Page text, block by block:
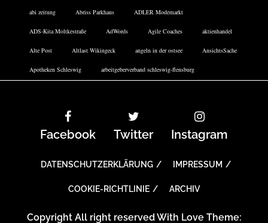
abi zeitung Abriss Parkhaus ADLER Modemarkt
ADS-Kita Moltkestraße AdWords Agile Coaches aktienhandel
Alte Post Altlast Wikingeck angeln in der ostsee AnsichtsSache
Apotheken Schleswig arbeitgeberverband schleswig-flensburg
Facebook Twitter Instagram
DATENSCHUTZERKLÄRUNG IMPRESSUM
COOKIE-RICHTLINIE ARCHIV
Copyright All right reserved With Love Theme: